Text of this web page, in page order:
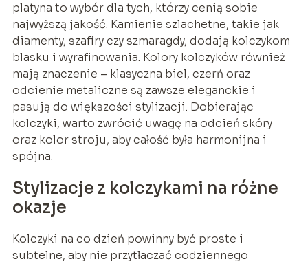
platyna to wybór dla tych, którzy cenią sobie
najwyższą jakość. Kamienie szlachetne, takie jak
diamenty, szafiry czy szmaragdy, dodają kolczykom
blasku i wyrafinowania. Kolory kolczyków również
mają znaczenie – klasyczna biel, czerń oraz
odcienie metaliczne są zawsze eleganckie i
pasują do większości stylizacji. Dobierając
kolczyki, warto zwrócić uwagę na odcień skóry
oraz kolor stroju, aby całość była harmonijna i
spójna.
Stylizacje z kolczykami na różne
okazje
Kolczyki na co dzień powinny być proste i
subtelne, aby nie przytłaczać codziennego